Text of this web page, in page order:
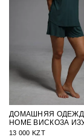
ДОМАШНЯЯ
HOME ВИСКОЗА
13 000 KZT